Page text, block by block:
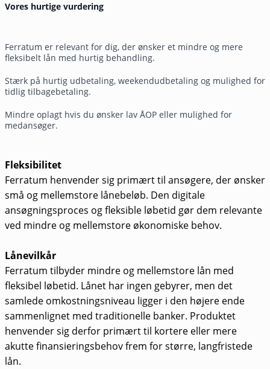
Vores hurtige vurdering
Ferratum er relevant for dig, der ønsker et mindre og mere
fleksibelt lån med hurtig behandling.
Stærk på hurtig udbetaling, weekendudbetaling og mulighed for
tidlig tilbagebetaling.
Mindre oplagt hvis du ønsker lav ÅOP eller mulighed for
medansøger.
Fleksibilitet
Ferratum henvender sig primært til ansøgere, der ønsker
små og mellemstore lånebeløb. Den digitale
ansøgningsproces og fleksible løbetid gør dem relevante
ved mindre og mellemstore økonomiske behov.
Lånevilkår
Ferratum tilbyder mindre og mellemstore lån med
fleksibel løbetid. Lånet har ingen gebyrer, men det
samlede omkostningsniveau ligger i den højere ende
sammenlignet med traditionelle banker. Produktet
henvender sig derfor primært til kortere eller mere
akutte finansieringsbehov frem for større, langfristede
lån.